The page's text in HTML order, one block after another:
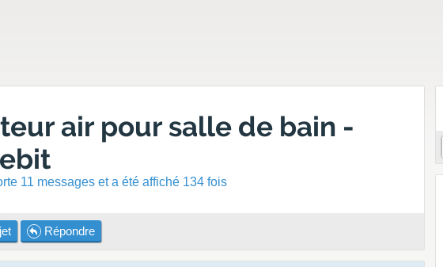
air pour salle de bain -
11 messages et a été affiché 134 fois
Répondre